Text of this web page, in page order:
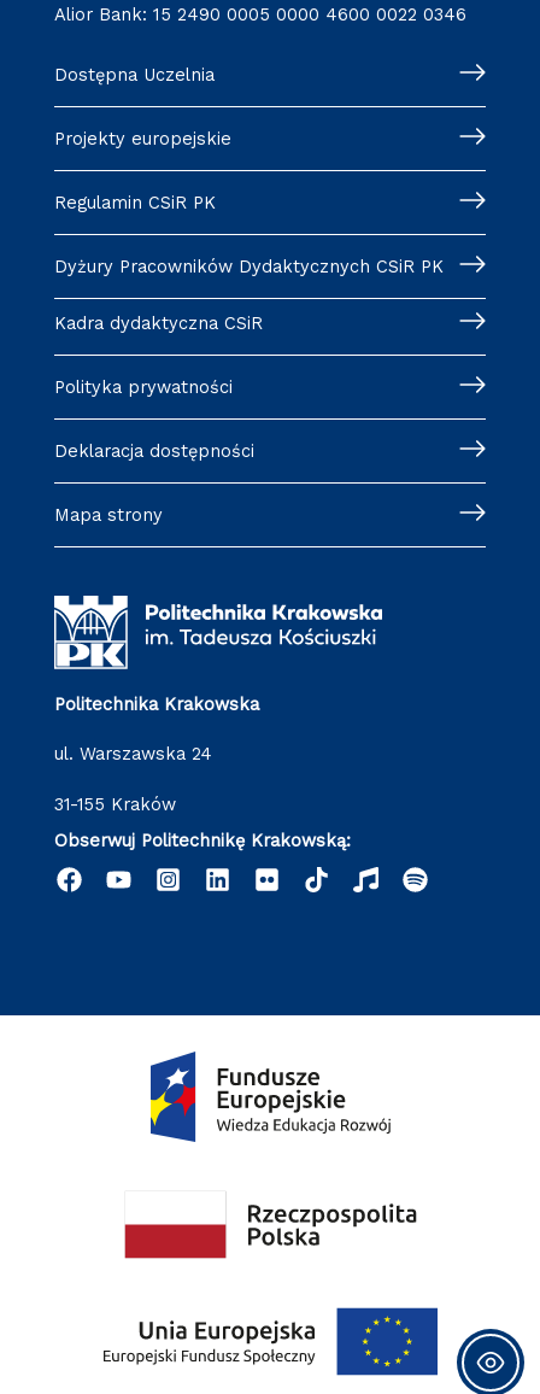
Alior Bank: 15 2490 0005 0000 4600 0022 0346
Dostępna Uczelnia
Projekty europejskie
Regulamin CSiR PK
Dyżury Pracowników Dydaktycznych CSiR PK
Kadra dydaktyczna CSiR
Polityka prywatności
Deklaracja dostępności
Mapa strony
Politechnika Krakowska
ul. Warszawska 24
31-155 Kraków
Obserwuj Politechnikę Krakowską: